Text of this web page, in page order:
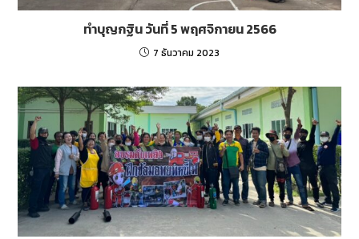
ทำบุญกฐิน วันที่ 5 พฤศจิกายน 2566
7 ธันวาคม 2023